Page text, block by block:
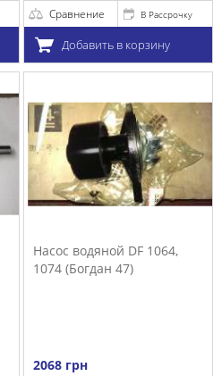
Сравнение В Рассрочку
Добавить в корзину
Насос водяной DF 1064,
1074 (Богдан 47)
2068 грн